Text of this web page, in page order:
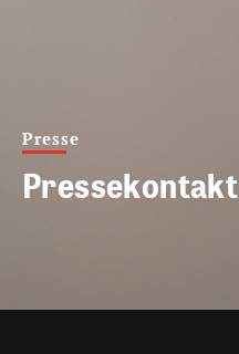
Presse
Pressekontakt